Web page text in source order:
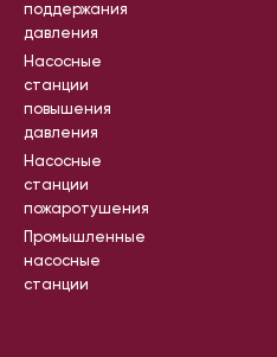
поддержания
давления
Насосные
станции
повышения
давления
Насосные
станции
пожаротушения
Промышленные
насосные
станции